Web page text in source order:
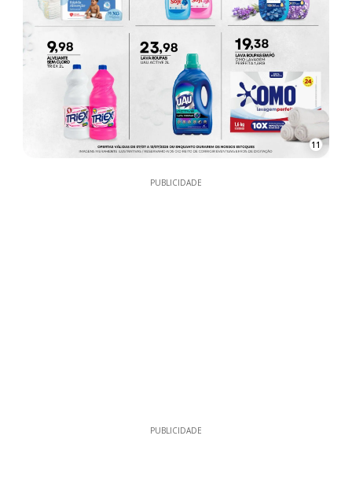
11
PUBLICIDADE
PUBLICIDADE